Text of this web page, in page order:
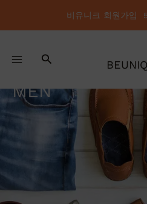
츠
뛰
기
비유니크 회원가입
검
BEUNIQ
MEN